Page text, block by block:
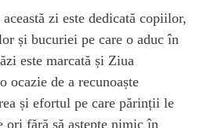
zi este dedicată copiilor,
și bucuriei pe care o aduc în
este marcată și Ziua
ocazie de a recunoaște
și efortul pe care părinții le
ori fără să aștepte nimic în